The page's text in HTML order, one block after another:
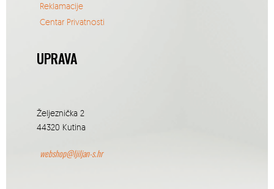
Reklamacije
Centar Privatnosti
UPRAVA
Željeznička 2
44320 Kutina
webshop@ljiljan-s.hr